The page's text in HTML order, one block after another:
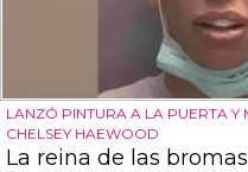
LANZÓ PINTURA A LA PUERTA
CHELSEY HAEWOOD
La reina de las